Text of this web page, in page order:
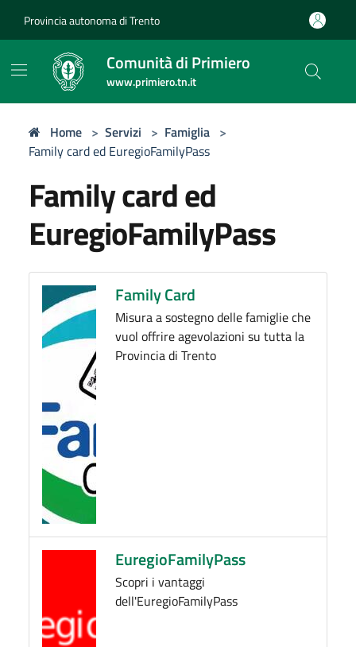
Provincia autonoma di Trento
Comunità di Primiero
www.primiero.tn.it
Home > Servizi > Famiglia >
Family card ed EuregioFamilyPass
Family card ed
EuregioFamilyPass
Family Card
Misura a sostegno delle famiglie che
vuol offrire agevolazioni su tutta la
Provincia di Trento
EuregioFamilyPass
Scopri i vantaggi
dell'EuregioFamilyPass